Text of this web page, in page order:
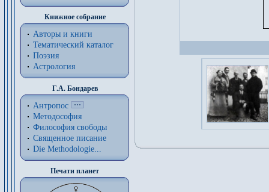
Книжное собрание
Авторы и книги
Тематический каталог
Поэзия
Астрология
Г.А. Бондарев
Антропос
Методософия
Философия cвободы
Священное писание
Die Methodologie...
Печати планет